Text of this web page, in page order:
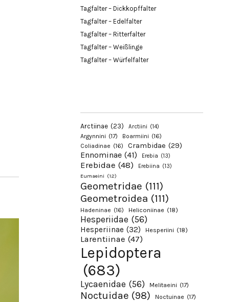
Tagfalter – Dickkopffalter
Tagfalter – Edelfalter
Tagfalter – Ritterfalter
Tagfalter – Weißlinge
Tagfalter – Würfelfalter
Arctiinae (23) Arctiini (14)
Argynnini (17) Boarmiini (16)
Coliadinae (16) Crambidae (29)
Ennominae (41) Erebia (13)
Erebidae (48) Erebiina (13)
Eumaeini (12)
Geometridae (111)
Geometroidea (111)
Hadeninae (16) Heliconiinae (18)
Hesperiidae (56)
Hesperiinae (32) Hesperiini (18)
Larentiinae (47)
Lepidoptera
(683)
Lycaenidae (56) Melitaeini (17)
Noctuidae (98) Noctuinae (17)